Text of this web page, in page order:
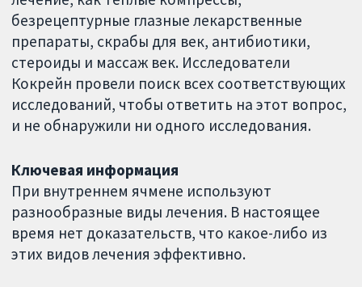
безрецептурные глазные лекарственные
препараты, скрабы для век, антибиотики,
стероиды и массаж век. Исследователи
Кокрейн провели поиск всех соответствующих
исследований, чтобы ответить на этот вопрос,
и не обнаружили ни одного исследования.
Ключевая информация
При внутреннем ячмене используют
разнообразные виды лечения. В настоящее
время нет доказательств, что какое-либо из
этих видов лечения эффективно.